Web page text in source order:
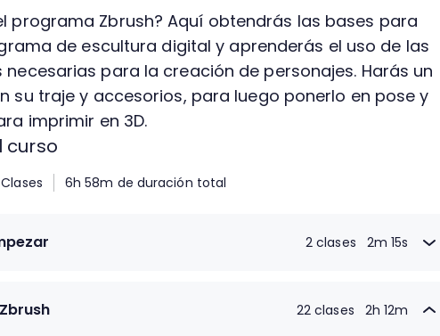
programa Zbrush? Aquí obtendrás las bases para
de escultura digital y aprenderás el uso de las
para la creación de personajes. Harás un
su traje y accesorios, para luego ponerlo en pose y
imprimir en 3D.
curso
6h 58m de duración total
2 clases
2m 15s
22 clases 2h 12m